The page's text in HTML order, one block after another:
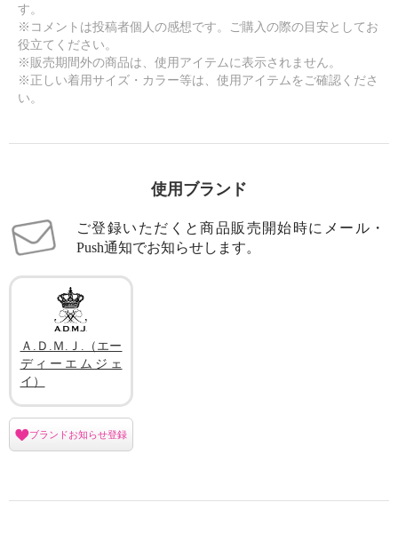
す。
※コメントは投稿者個人の感想です。ご購入の際の目安としてお
役立てください。
※販売期間外の商品は、使用アイテムに表示されません。
※正しい着用サイズ・カラー等は、使用アイテムをご確認くださ
い。
使用ブランド
ご登録いただくと商品販売開始時にメール・
Push通知でお知らせします。
Ａ.Ｄ.Ｍ.Ｊ.（エー
ディーエムジェ
イ）
ブランドお知らせ登録